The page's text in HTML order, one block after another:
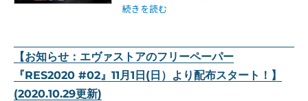
“【新商品：クロノグラフタイプの腕時計（3
続きを読む
【お知らせ：エヴァストアのフリーペーパー
『RES2020 #02』11月1日(日）より配布スタート！】
(2020.10.29更新)